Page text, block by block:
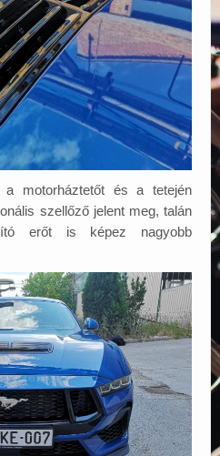
motorháztetőt és a tetején
szellőző jelent meg, talán
erőt is képez nagyobb